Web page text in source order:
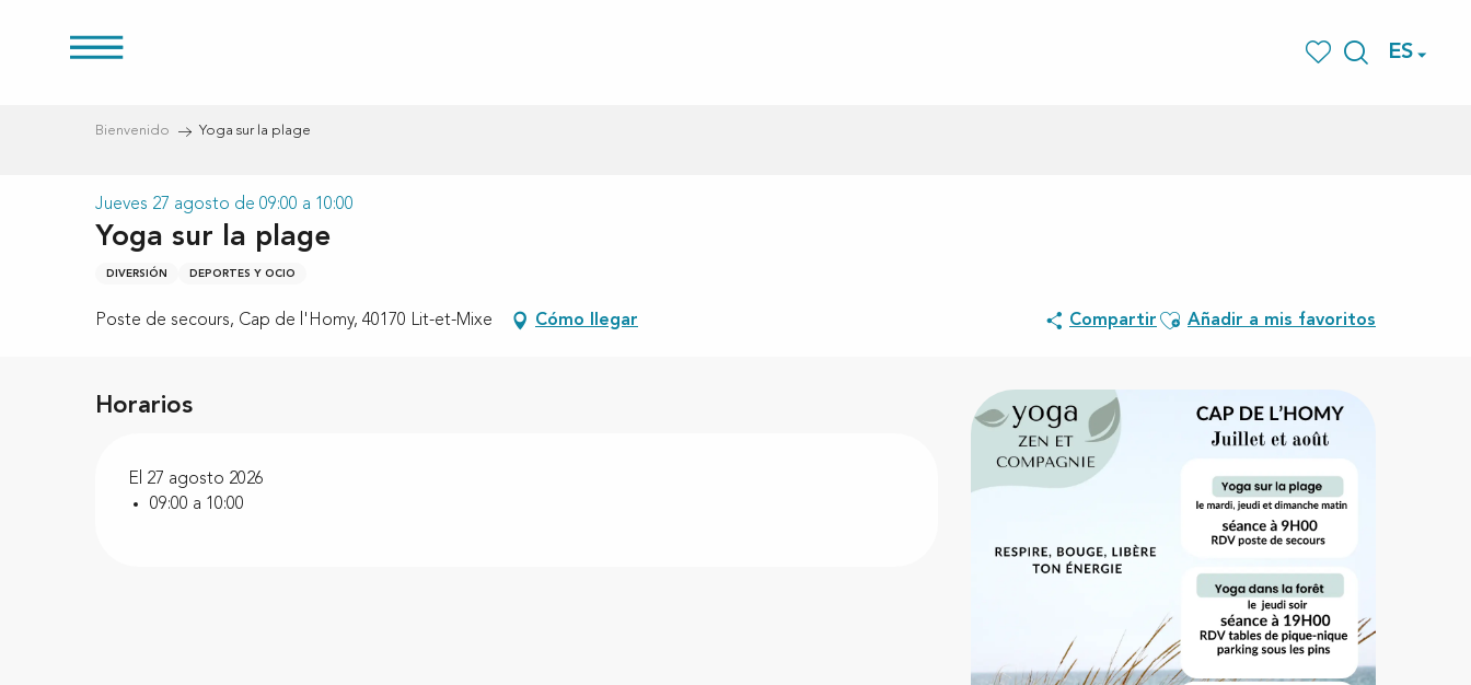
ES
Bienvenido Yoga sur la plage
Jueves 27 agosto de 09:00 a 10:00
Yoga sur la plage
DIVERSIÓN DEPORTES Y OCIO
Poste de secours, Cap de l'Homy, 40170 Lit-et-Mixe Cómo llegar Compartir Ajouter aux favoris
Añadir a mis favoritos
Horarios
El 27 agosto 2026
09:00 a 10:00